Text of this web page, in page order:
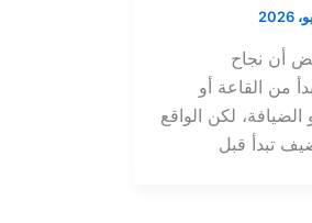
أن نجاح
من القاعة أو
الضيافة، لكن الواقع
تبدأ قبل